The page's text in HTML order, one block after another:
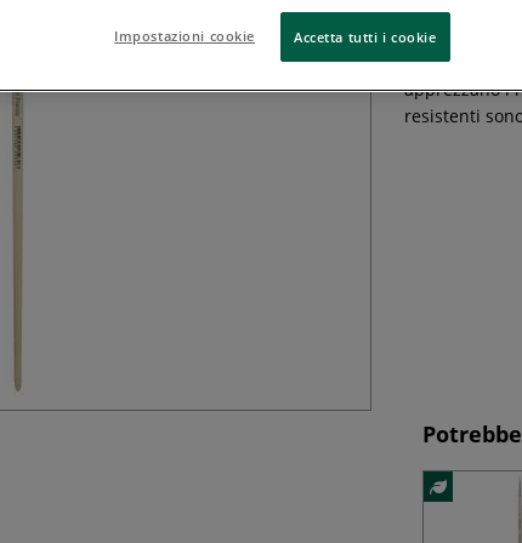
La serie di
ambientale a
apprezzano i
resistenti
Impostazioni cookie Accetta tutti i cookie